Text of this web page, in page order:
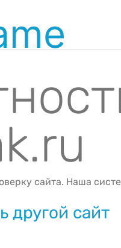
сайта. Наша
другой сайт